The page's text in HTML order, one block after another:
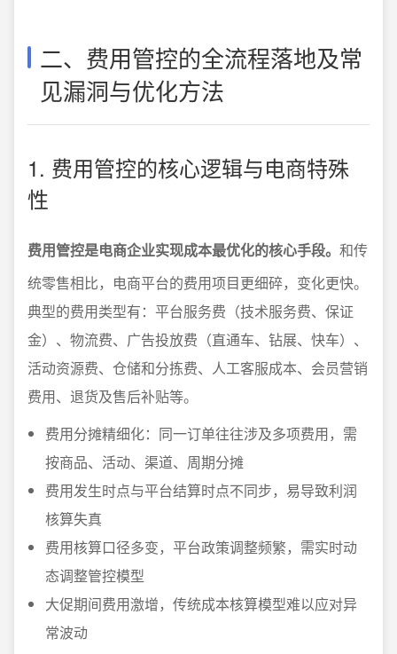
二、费用管控的全流程落地及常
见漏洞与优化方法
1. 费用管控的核心逻辑与电商特殊
性
费用管控是电商企业实现成本最优化的核心手段。 和传
统零售相比，电商平台的费用项目更细碎，变化更快。
典型的费用类型有：平台服务费（技术服务费、保证
金）、物流费、广告投放费（直通车、钻展、快车）、
活动资源费、仓储和分拣费、人工客服成本、会员营销
费用、退货及售后补贴等。
费用分摊精细化：同一订单往往涉及多项费用，需
按商品、活动、渠道、周期分摊
费用发生时点与平台结算时点不同步，易导致利润
核算失真
费用核算口径多变，平台政策调整频繁，需实时动
态调整管控模型
大促期间费用激增，传统成本核算模型难以应对异
常波动